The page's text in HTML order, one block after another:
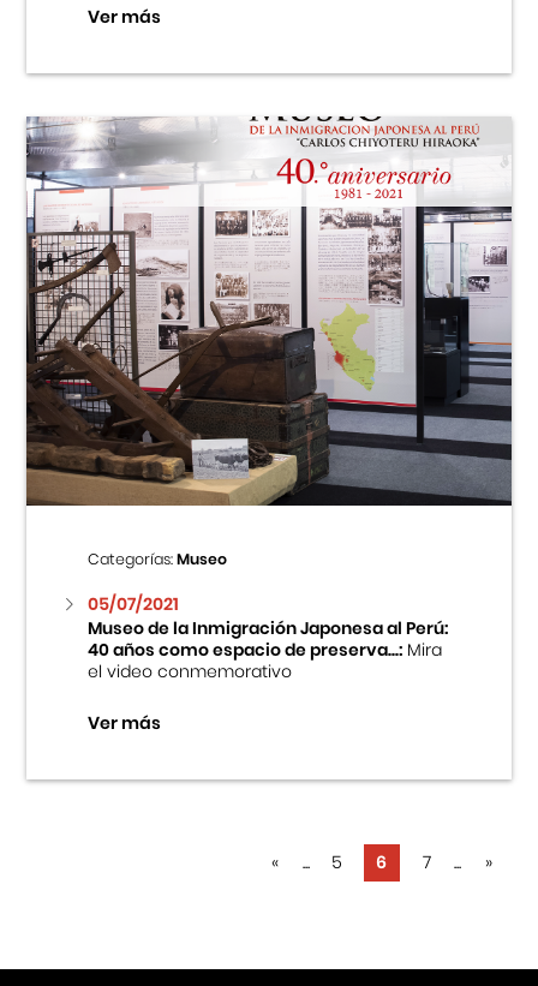
Ver más
Categorías:Museo
05/07/2021
Museo de la Inmigración Japonesa al Perú:
40 años como espacio de preserva...:Mira
el video conmemorativo
Ver más
« ... 5 6 7 ... »